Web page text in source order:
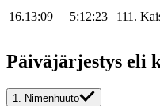
16.13:09 5:12:23 111.
Päiväjärjestys eli
1. Nimenhuuto